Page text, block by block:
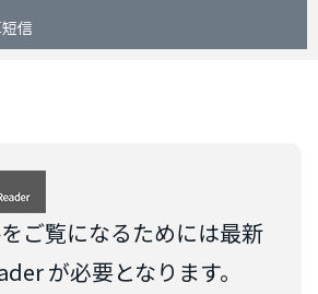
信
ご覧になるためには最新
が必要となります。